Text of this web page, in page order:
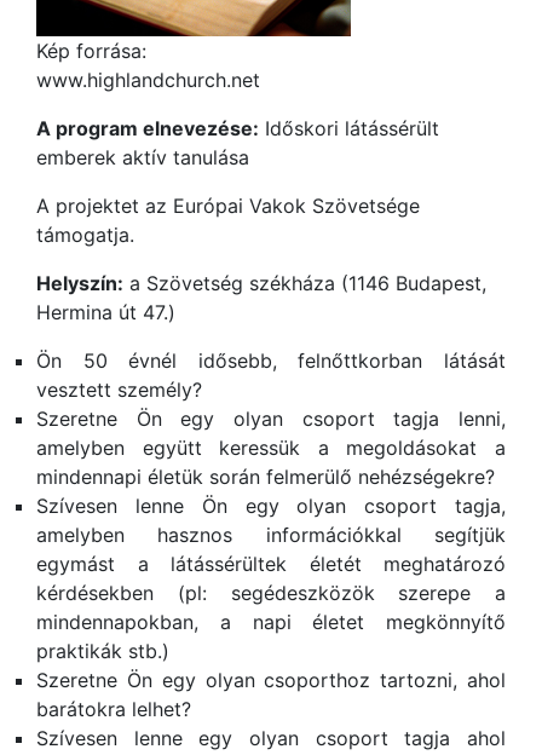
Kép forrása:
www.highlandchurch.net
A program elnevezése: Időskori látássérült
emberek aktív tanulása
A projektet az Európai Vakok Szövetsége
támogatja.
Helyszín: a Szövetség székháza (1146 Budapest,
Hermina út 47.)
Ön 50 évnél idősebb, felnőttkorban látását
vesztett személy?
Szeretne Ön egy olyan csoport tagja lenni,
amelyben együtt keressük a megoldásokat a
mindennapi életük során felmerülő nehézségekre?
Szívesen lenne Ön egy olyan csoport tagja,
amelyben hasznos információkkal segítjük
egymást a látássérültek életét meghatározó
kérdésekben (pl: segédeszközök szerepe a
mindennapokban, a napi életet megkönnyítő
praktikák stb.)
Szeretne Ön egy olyan csoporthoz tartozni, ahol
barátokra lelhet?
Szívesen lenne egy olyan csoport tagja ahol